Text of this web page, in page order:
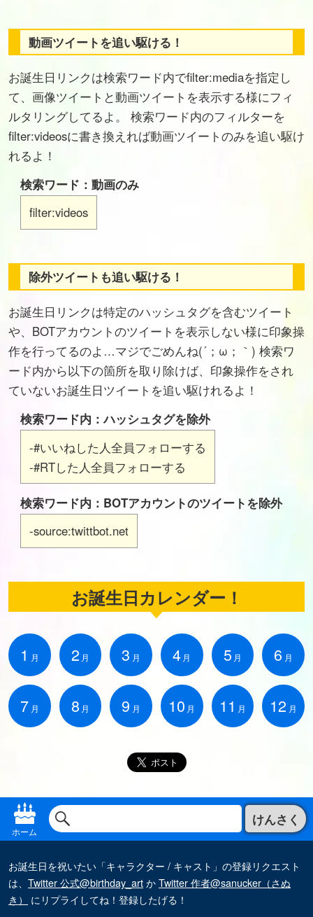
動画ツイートを追い駆ける！
お誕生日リンクは検索ワード内でfilter:mediaを指定し
て、画像ツイートと動画ツイートを表示する様にフィ
ルタリングしてるよ。 検索ワード内のフィルターを
filter:videosに書き換えれば動画ツイートのみを追い駆け
れるよ！
検索ワード：動画のみ
filter:videos
除外ツイートも追い駆ける！
お誕生日リンクは特定のハッシュタグを含むツイート
や、BOTアカウントのツイートを表示しない様に印象操
作を行ってるのよ…マジでごめんね(´；ω；｀) 検索ワ
ード内から以下の箇所を取り除けば、印象操作をされ
ていないお誕生日ツイートを追い駆けれるよ！
検索ワード内：ハッシュタグを除外
-#いいねした人全員フォローする
-#RTした人全員フォローする
検索ワード内：BOTアカウントのツイートを除外
-source:twittbot.net
お誕生日カレンダー！
1 月 2 月 3 月 4 月 5 月 6 月
7 月 8 月 9 月 10 月 11 月 12 月
ホーム
けんさく
お誕生日を祝いたい「キャラクター / キャスト」の登録リクエスト
は、 Twitter 公式@birthday_artかTwitter 作者@sanucker（さぬ
き）
にリプライしてね！登録したげる！